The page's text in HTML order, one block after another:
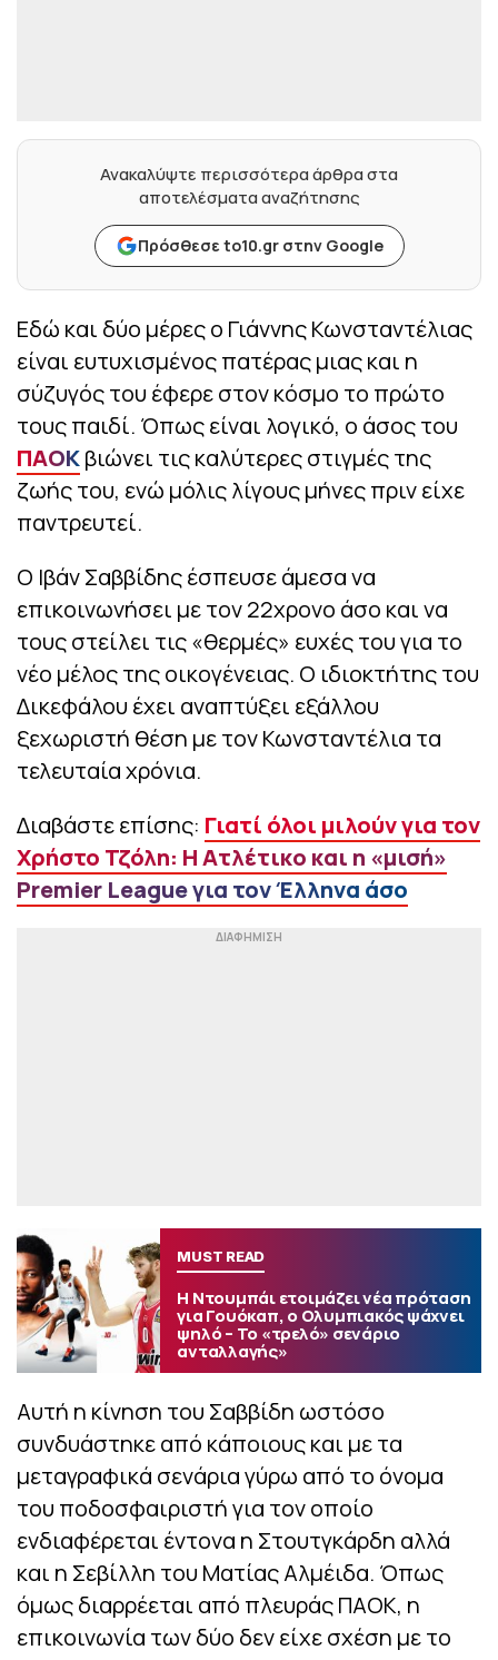
Ανακαλύψτε περισσότερα άρθρα στα
αποτελέσματα αναζήτησης
Πρόσθεσε to10.gr στην Google
Εδώ και δύο μέρες ο Γιάννης Κωνσταντέλιας
είναι ευτυχισμένος πατέρας μιας και η
σύζυγός του έφερε στον κόσμο το πρώτο
τους παιδί. Όπως είναι λογικό, ο άσος του
ΠΑΟΚβιώνει τις καλύτερες στιγμές της
ζωής του, ενώ μόλις λίγους μήνες πριν είχε
παντρευτεί.
Ο Ιβάν Σαββίδης έσπευσε άμεσα να
επικοινωνήσει με τον 22χρονο άσο και να
τους στείλει τις «θερμές» ευχές του για το
νέο μέλος της οικογένειας. Ο ιδιοκτήτης του
Δικεφάλου έχει αναπτύξει εξάλλου
ξεχωριστή θέση με τον Κωνσταντέλια τα
τελευταία χρόνια.
Διαβάστε επίσης: Γιατί όλοι μιλούν για τον
Χρήστο Τζόλη: Η Ατλέτικο και η «μισή»
Premier League για τον Έλληνα άσο
MUST READ
Η Ντουμπάι ετοιμάζει νέα πρόταση
για Γουόκαπ, ο Ολυμπιακός ψάχνει
ψηλό – Το «τρελό» σενάριο
ανταλλαγής»
Αυτή η κίνηση του Σαββίδη ωστόσο
συνδυάστηκε από κάποιους και με τα
μεταγραφικά σενάρια γύρω από το όνομα
του ποδοσφαιριστή για τον οποίο
ενδιαφέρεται έντονα η Στουτγκάρδη αλλά
και η Σεβίλλη του Ματίας Αλμέιδα. Όπως
όμως διαρρέεται από πλευράς ΠΑΟΚ, η
επικοινωνία των δύο δεν είχε σχέση με το